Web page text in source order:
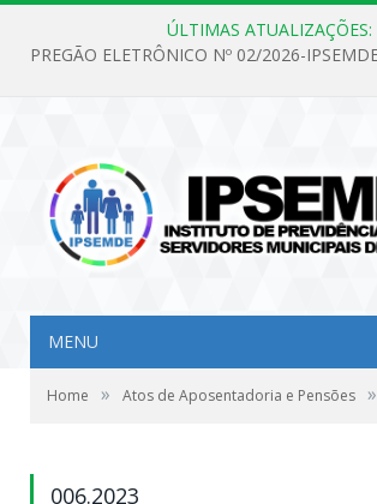
ÚLTIMAS ATUALIZAÇÕES:
MENU
Home » Atos de Aposentadoria e Pensões »
006.2023